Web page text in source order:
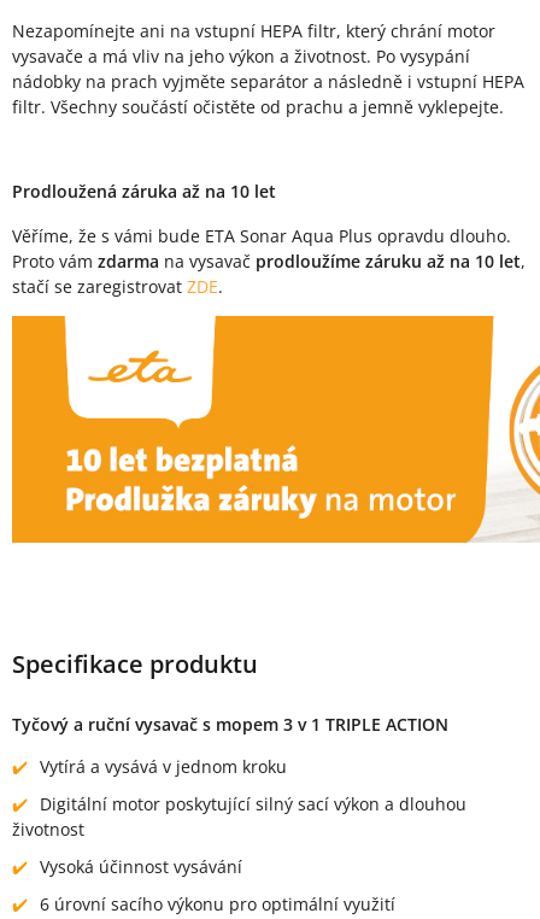
Nezapomínejte ani na vstupní HEPA filtr, který chrání motor
vysavače a má vliv na jeho výkon a životnost. Po vysypání
nádobky na prach vyjměte separátor a následně i vstupní HEPA
filtr. Všechny součástí očistěte od prachu a jemně vyklepejte.
Prodloužená záruka až na 10 let
Věříme, že s vámi bude ETA Sonar Aqua Plus opravdu dlouho.
Proto vám zdarma na vysavač prodloužíme záruku až na 10 let,
stačí se zaregistrovat ZDE.
Specifikace produktu
Tyčový a ruční vysavač s mopem 3 v 1 TRIPLE ACTION
Vytírá a vysává v jednom kroku
Digitální motor poskytující silný sací výkon a dlouhou
životnost
Vysoká účinnost vysávání
6 úrovní sacího výkonu pro optimální využití